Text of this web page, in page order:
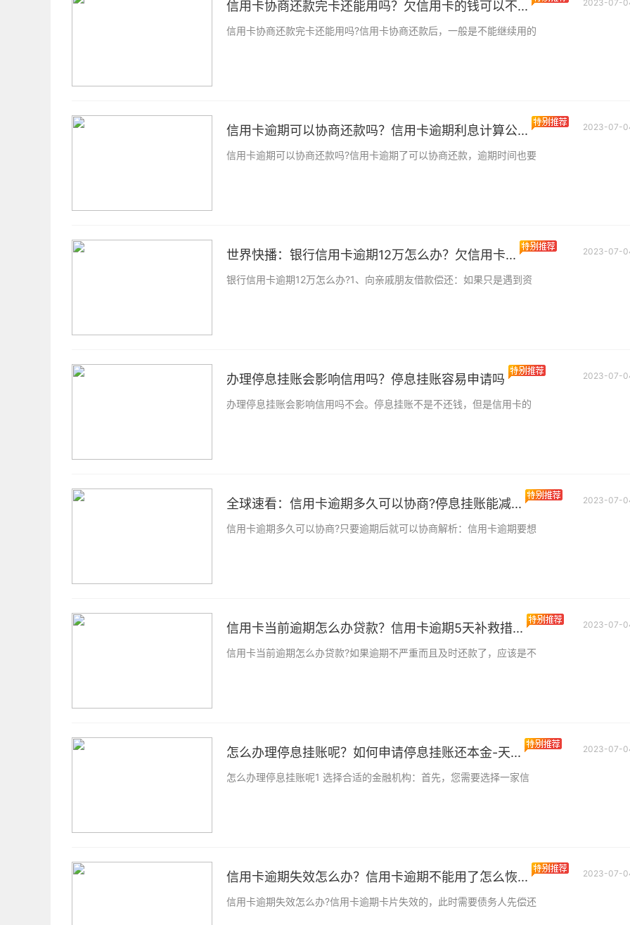
信用卡协商还款完卡还能用吗？欠信用卡的钱可以不... 2023-07-
信用卡协商还款完卡还能用吗?信用卡协商还款后，一般是不能继续用的
信用卡逾期可以协商还款吗？信用卡逾期利息计算公... 2023-07-
信用卡逾期可以协商还款吗?信用卡逾期了可以协商还款，逾期时间也要
世界快播：银行信用卡逾期12万怎么办？欠信用卡... 2023-07-
银行信用卡逾期12万怎么办?1、向亲戚朋友借款偿还：如果只是遇到资
办理停息挂账会影响信用吗？停息挂账容易申请吗 2023-07-
办理停息挂账会影响信用吗不会。停息挂账不是不还钱，但是信用卡的
全球速看：信用卡逾期多久可以协商?停息挂账能减... 2023-07-
信用卡逾期多久可以协商?只要逾期后就可以协商解析：信用卡逾期要想
信用卡当前逾期怎么办贷款？信用卡逾期5天补救措... 2023-07-
信用卡当前逾期怎么办贷款?如果逾期不严重而且及时还款了，应该是不
怎么办理停息挂账呢？如何申请停息挂账还本金-天... 2023-07-
怎么办理停息挂账呢1 选择合适的金融机构：首先，您需要选择一家信
信用卡逾期失效怎么办？信用卡逾期不能用了怎么恢... 2023-07-
信用卡逾期失效怎么办?信用卡逾期卡片失效的，此时需要债务人先偿还